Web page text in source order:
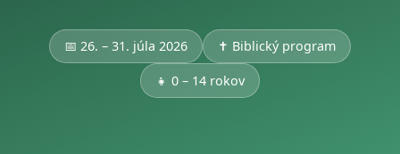
📅 26. – 31. júla 2026 ✝️ Biblický program
👧 0 – 14 rokov